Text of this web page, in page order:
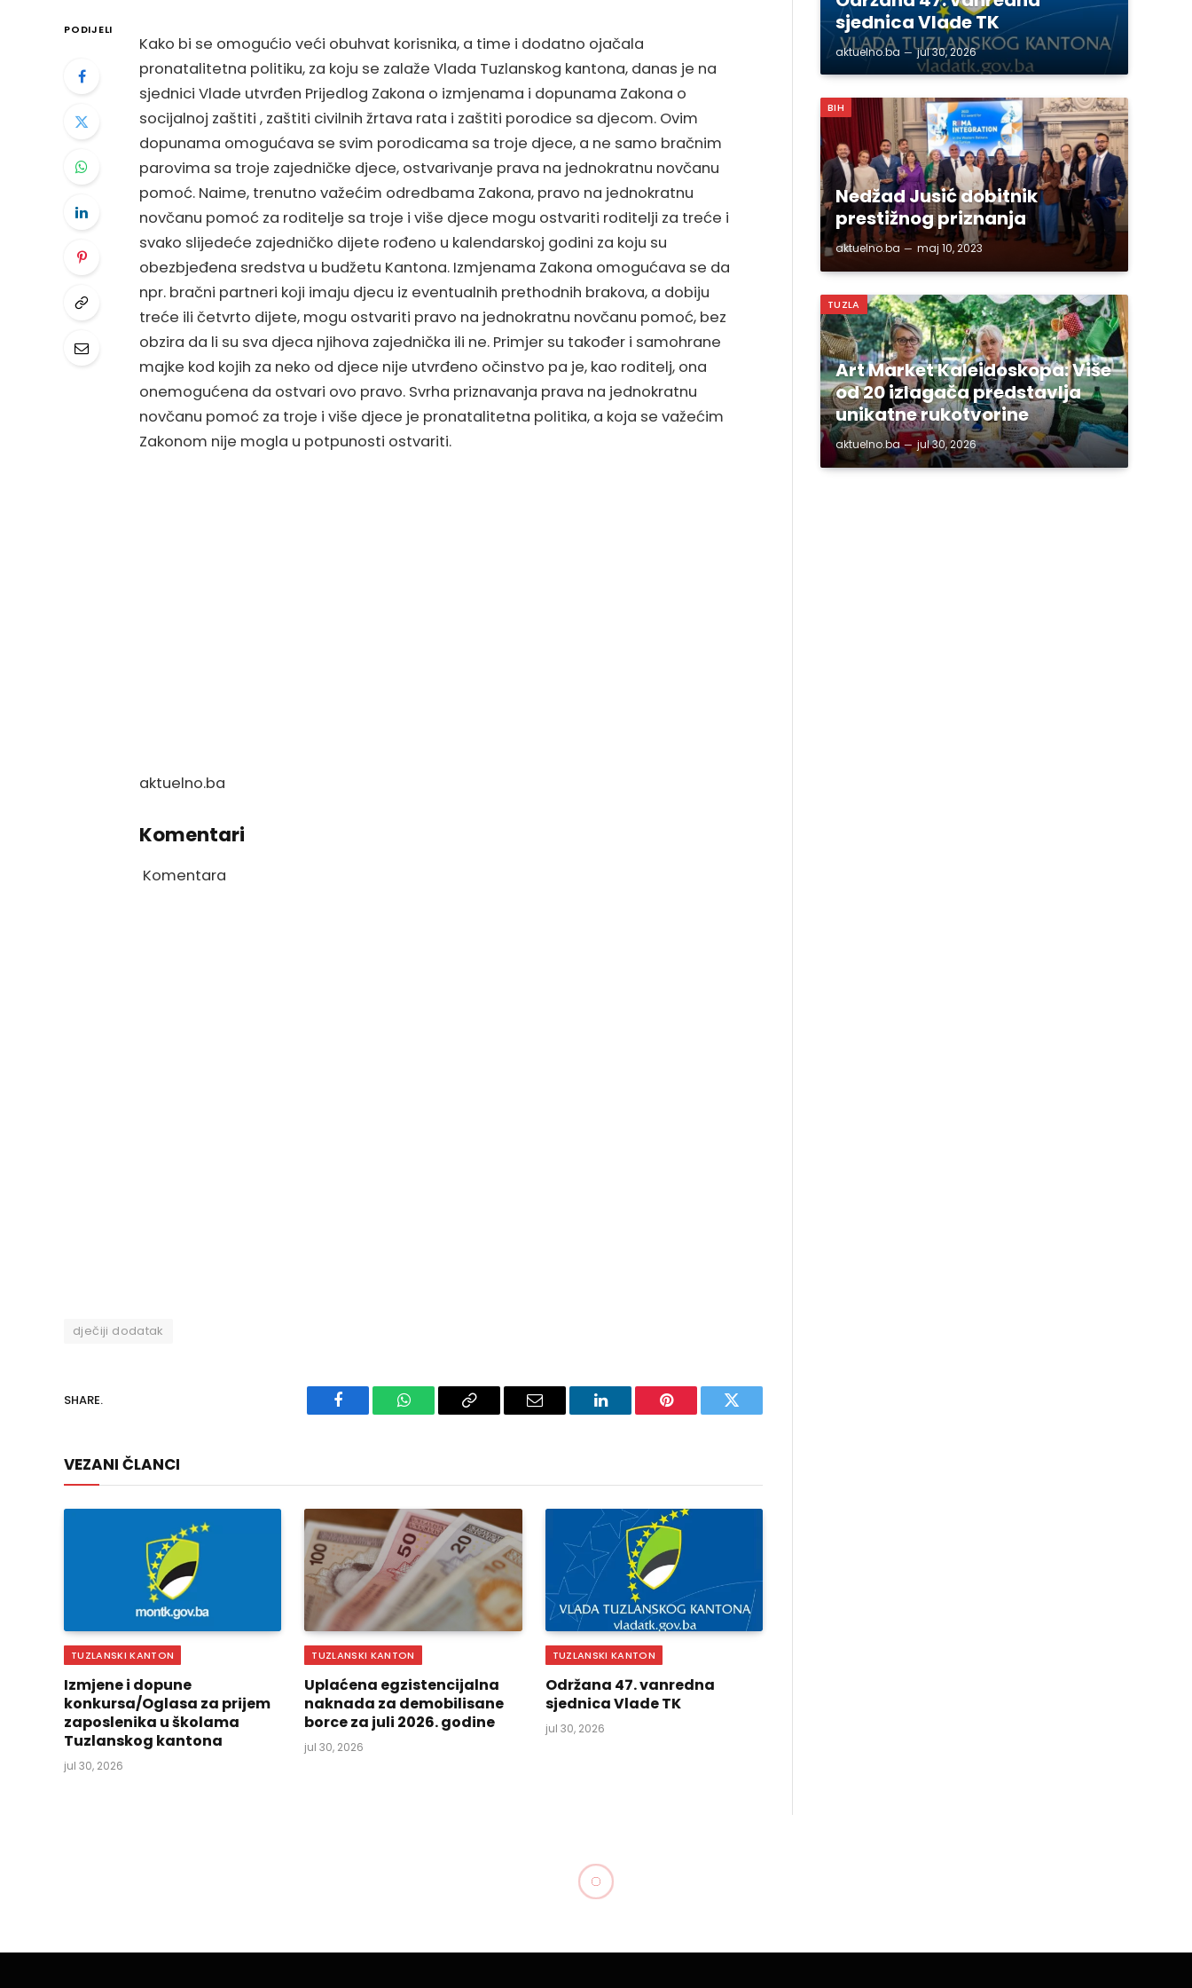
PODIJELI
Kako bi se omogućio veći obuhvat korisnika, a time i dodatno ojačala
pronatalitetna politiku, za koju se zalaže Vlada Tuzlanskog kantona, danas je na
sjednici Vlade utvrđen Prijedlog Zakona o izmjenama i dopunama Zakona o
socijalnoj zaštiti , zaštiti civilnih žrtava rata i zaštiti porodice sa djecom. Ovim
dopunama omogućava se svim porodicama sa troje djece, a ne samo bračnim
parovima sa troje zajedničke djece, ostvarivanje prava na jednokratnu novčanu
pomoć. Naime, trenutno važećim odredbama Zakona, pravo na jednokratnu
novčanu pomoć za roditelje sa troje i više djece mogu ostvariti roditelji za treće i
svako slijedeće zajedničko dijete rođeno u kalendarskoj godini za koju su
obezbjeđena sredstva u budžetu Kantona. Izmjenama Zakona omogućava se da
npr. bračni partneri koji imaju djecu iz eventualnih prethodnih brakova, a dobiju
treće ili četvrto dijete, mogu ostvariti pravo na jednokratnu novčanu pomoć, bez
obzira da li su sva djeca njihova zajednička ili ne. Primjer su također i samohrane
majke kod kojih za neko od djece nije utvrđeno očinstvo pa je, kao roditelj, ona
onemogućena da ostvari ovo pravo. Svrha priznavanja prava na jednokratnu
novčanu pomoć za troje i više djece je pronatalitetna politika, a koja se važećim
Zakonom nije mogla u potpunosti ostvariti.
aktuelno.ba
Komentari
Komentara
dječiji dodatak
SHARE.
Facebook WhatsAppCopy
Email LinkedIn Pinterest Twitter
VEZANI ČLANCI
TUZLANSKI KANTON
Izmjene i dopune
konkursa/Oglasa za prijem
zaposlenika u školama
Tuzlanskog kantona
jul 30, 2026
TUZLANSKI KANTON
Uplaćena egzistencijalna
naknada za demobilisane
borce za juli 2026. godine
jul 30, 2026
TUZLANSKI KANTON
Održana 47. vanredna
sjednica Vlade TK
jul 30, 2026
sjednica Vlade TK
aktuelno.ba jul 30, 2026
BIH
Nedžad Jusić dobitnik
prestižnog priznanja
aktuelno.ba maj 10, 2023
TUZLA
Art Market Kaleidoskopa: Više
od 20 izlagača predstavlja
unikatne rukotvorine
aktuelno.ba jul 30, 2026